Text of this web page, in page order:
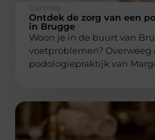
Carlinks
Ontdek de zorg van een
in Brugge
Woon je in de buurt van
voetproblemen? Overweeg
podologiepraktijk van